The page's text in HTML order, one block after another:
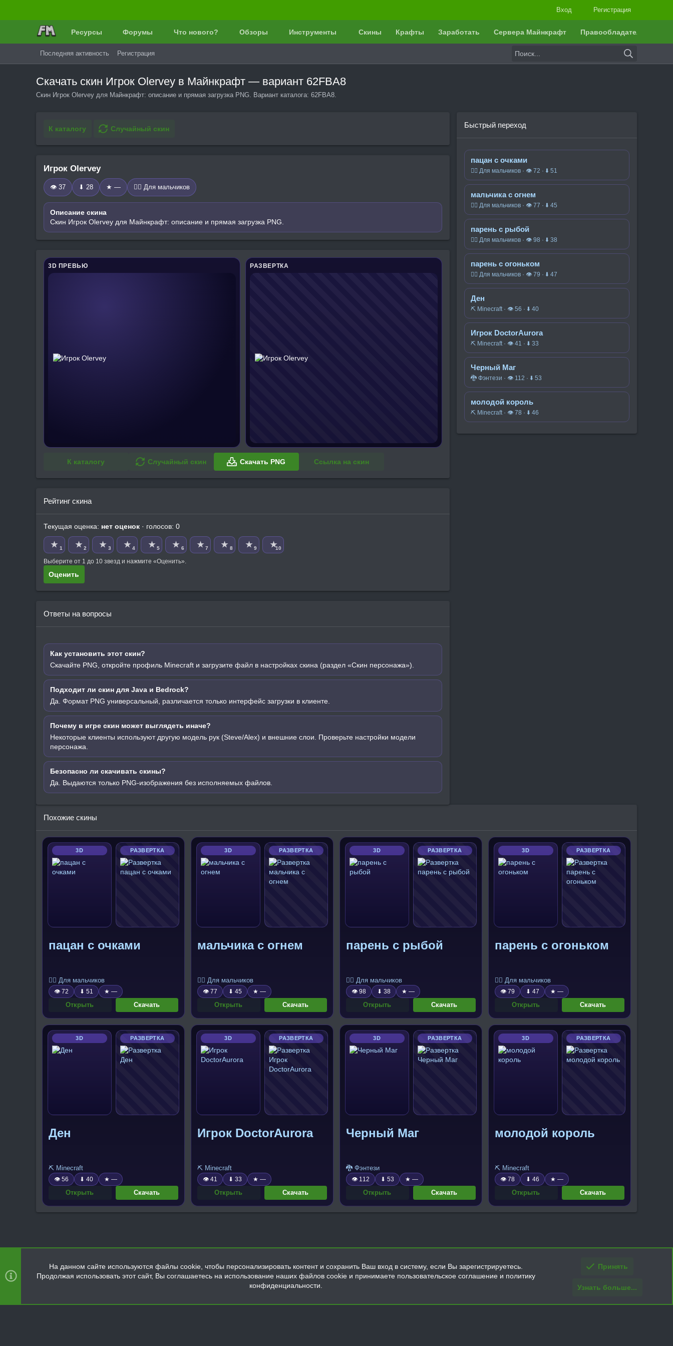
Вход Регистрация
Ресурсы Форумы Что нового? Обзоры Инструменты Скины Крафты Заработать Сервера Майнкрафт Правообладателям
Последняя активность Регистрация
Скачать скин Игрок Olervey в Майнкрафт — вариант 62FBA8
Скин Игрок Olervey для Майнкрафт: описание и прямая загрузка PNG. Вариант каталога: 62FBA8.
К каталогу Случайный скин
Игрок Olervey
👁 37 ⬇ 28 ★ — 🧍‍♂️ Для мальчиков
Описание скина
Скин Игрок Olervey для Майнкрафт: описание и прямая загрузка PNG.
3D ПРЕВЬЮ РАЗВЕРТКА
К каталогу Случайный скин Скачать PNG Ссылка на скин
Рейтинг скина
Текущая оценка: нет оценок · голосов: 0
★ 1 ★ 2 ★ 3 ★ 4 ★ 5 ★ 6 ★ 7 ★ 8 ★ 9 ★10
Выберите от 1 до 10 звезд и нажмите «Оценить».
Оценить
Ответы на вопросы
Как установить этот скин?
Скачайте PNG, откройте профиль Minecraft и загрузите файл в настройках скина (раздел «Скин персонажа»).
Подходит ли скин для Java и Bedrock?
Да. Формат PNG универсальный, различается только интерфейс загрузки в клиенте.
Почему в игре скин может выглядеть иначе?
Некоторые клиенты используют другую модель рук (Steve/Alex) и внешние слои. Проверьте настройки модели
персонажа.
Безопасно ли скачивать скины?
Да. Выдаются только PNG-изображения без исполняемых файлов.
Быстрый переход
пацан с очками
🧍‍♂️ Для мальчиков · 👁 72 · ⬇ 51
мальчика с огнем
🧍‍♂️ Для мальчиков · 👁 77 · ⬇ 45
парень с рыбой
🧍‍♂️ Для мальчиков · 👁 98 · ⬇ 38
парень с огоньком
🧍‍♂️ Для мальчиков · 👁 79 · ⬇ 47
Ден
⛏️ Minecraft · 👁 56 · ⬇ 40
Игрок DoctorAurora
⛏️ Minecraft · 👁 41 · ⬇ 33
Черный Маг
🐉 Фэнтези · 👁 112 · ⬇ 53
молодой король
⛏️ Minecraft · 👁 78 · ⬇ 46
Похожие скины
3D РАЗВЕРТКА
пацан с очками
🧍‍♂️ Для мальчиков
👁 72 ⬇ 51 ★ —
Открыть Скачать
3D РАЗВЕРТКА
мальчика с огнем
🧍‍♂️ Для мальчиков
👁 77 ⬇ 45 ★ —
Открыть Скачать
3D РАЗВЕРТКА
парень с рыбой
🧍‍♂️ Для мальчиков
👁 98 ⬇ 38 ★ —
Открыть Скачать
3D РАЗВЕРТКА
парень с огоньком
🧍‍♂️ Для мальчиков
👁 79 ⬇ 47 ★ —
Открыть Скачать
3D РАЗВЕРТКА
Ден
⛏️ Minecraft
👁 56 ⬇ 40 ★ —
Открыть Скачать
3D РАЗВЕРТКА
Игрок DoctorAurora
⛏️ Minecraft
👁 41 ⬇ 33 ★ —
Открыть Скачать
3D РАЗВЕРТКА
Черный Маг
🐉 Фэнтези
👁 112 ⬇ 53 ★ —
Открыть Скачать
3D РАЗВЕРТКА
молодой король
⛏️ Minecraft
👁 78 ⬇ 46 ★ —
Открыть Скачать
Главная
R
S
На данном сайте используются файлы cookie, чтобы персонализировать контент и сохранить Ваш вход в систему, если Вы зарегистрируетесь.
Продолжая использовать этот сайт, Вы соглашаетесь на использование наших файлов cookie и принимаете пользовательское соглашение и политику
конфиденциальности.
Принять
Узнать больше...